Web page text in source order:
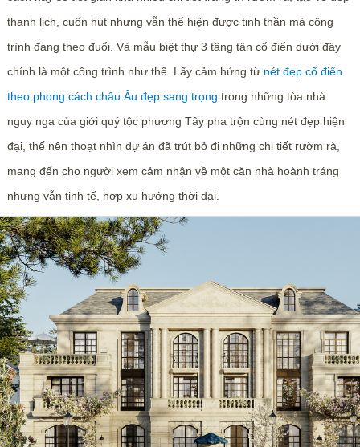
thanh lịch, cuốn hút nhưng vẫn thể hiện được tinh thần mà công
trình đang theo đuổi. Và mẫu biệt thự 3 tầng tân cổ điển dưới đây
chính là một công trình như thế. Lấy cảm hứng từ nét đẹp cổ điển
theo phong cách châu Âu đẹp sang trọng trong những tòa nhà
nguy nga của giới quý tộc phương Tây pha trộn cùng nét đẹp hiện
đại, thế nên thoạt nhìn dự án đã trút bỏ đi những chi tiết rườm rà,
mang đến cho người xem cảm nhận về một căn nhà hoành tráng
nhưng vẫn tinh tế, hợp xu hướng thời đại.